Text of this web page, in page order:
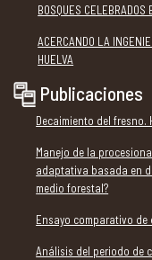
BOSQUES CELEBRADOS
ACERCANDO LA
HUELVA
Publicaciones
Decaimiento del
Manejo de la
adaptativa basada en
medio forestal?
Ensayo comparativo
Análisis del periodo de